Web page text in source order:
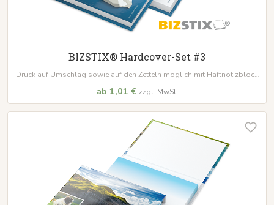
BIZSTIX® Hardcover-Set #3
Druck auf Umschlag sowie auf den Zetteln möglich mit Haftnotizblock
ab 1,01 € zzgl. MwSt.